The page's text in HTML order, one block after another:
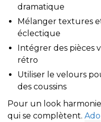
dramatique
Mélanger textures
éclectique
Intégrer des pièces
rétro
Utiliser le velours
des coussins
Pour un look
qui se complètent.